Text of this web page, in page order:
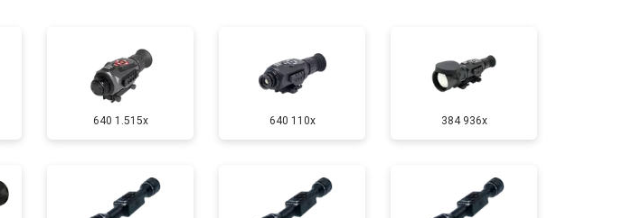
от 60 мин от 10000 ₽ Заказать
640 1.515x 640 110x 384 936x